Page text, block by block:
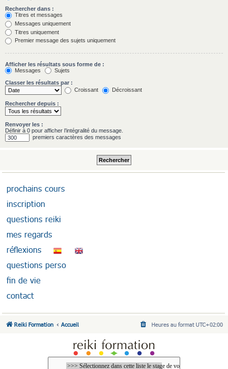
Rechercher dans :
Titres et messages
Messages uniquement
Titres uniquement
Premier message des sujets uniquement
Afficher les résultats sous forme de :
Messages
Sujets
Classer les résultats par :
Croissant
Décroissant
Rechercher depuis :
Renvoyer les :
Définir à 0 pour afficher l’intégralité du message.
premiers caractères des messages
prochains cours
inscription
questions reiki
mes regards
réflexions
questions perso
fin de vie
contact
Reiki Formation Accueil Heures au format UTC+02:00